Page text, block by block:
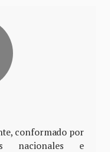
conformado por
nacionales e